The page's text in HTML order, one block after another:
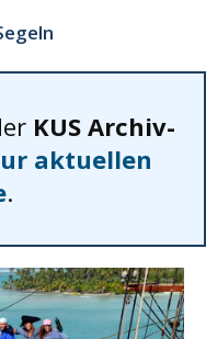
KUS Archiv-
aktuellen
.